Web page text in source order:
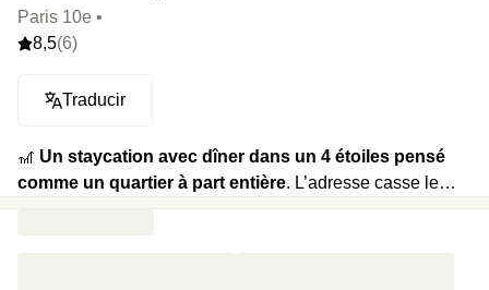
Paris 10e •
8,5(6)
Traducir
🎢 Un staycation avec dîner dans un 4 étoiles pensé
comme un quartier à part entière. L’adresse casse le